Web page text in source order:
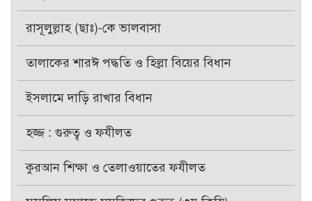
রাসূলুল্লাহ (ছাঃ)-কে ভালবাসা
তালাকের শারঈ পদ্ধতি ও হিল্লা বিয়ের বিধান
ইসলামে দাড়ি রাখার বিধান
হজ্জ : গুরুত্ব ও ফযীলত
কুরআন শিক্ষা ও তেলাওয়াতের ফযীলত